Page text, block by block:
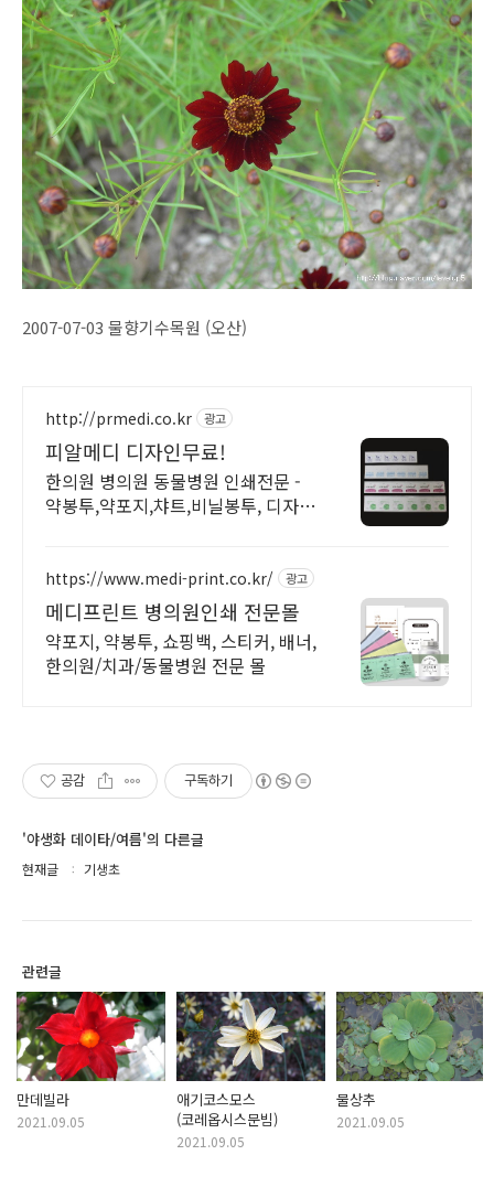
2007-07-03 물향기수목원 (오산)
http://prmedi.co.kr 광고
피알메디 디자인무료!
한의원 병의원 동물병원 인쇄전문 -
약봉투,약포지,챠트,비닐봉투, 디자인
https://www.medi-print.co.kr/ 광고
메디프린트 병의원인쇄 전문몰
약포지, 약봉투, 쇼핑백, 스티커, 배너,
한의원/치과/동물병원 전문 몰
공감 구독하기
'야생화 데이타/여름'의 다른글
현재글 기생초
관련글
만데빌라
2021.09.05
애기코스모스
(코레옵시스문빔)
2021.09.05
물상추
2021.09.05